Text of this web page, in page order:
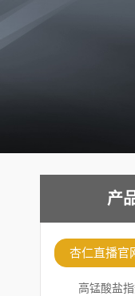
产
杏仁直播官
高锰酸盐